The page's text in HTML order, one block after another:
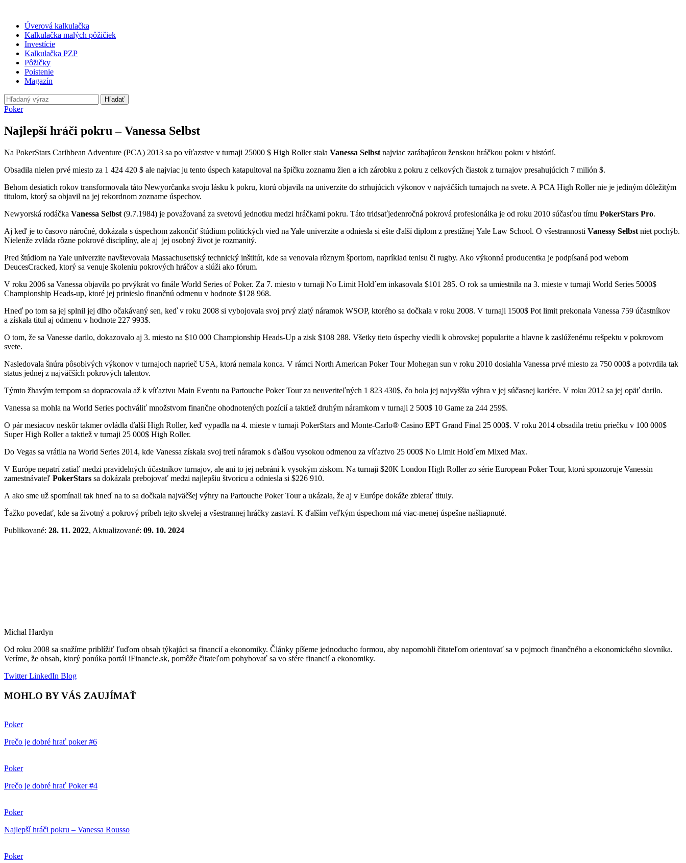
Úverová kalkulačka
Kalkulačka malých pôžičiek
Investície
Kalkulačka PZP
Pôžičky
Poistenie
Magazín
Hľadať
Poker
Najlepší hráči pokru – Vanessa Selbst
Na PokerStars Caribbean Adventure (PCA) 2013 sa po víťazstve v turnaji 25000 $ High Roller stala Vanessa Selbst najviac zarábajúcou ženskou hráčkou pokru v histórií.
Obsadila nielen prvé miesto za 1 424 420 $ ale najviac ju tento úspech katapultoval na špičku zoznamu žien a ich zárobku z pokru z celkových čiastok z turnajov presahujúcich 7 milión $.
Behom desiatich rokov transformovala táto Newyorčanka svoju lásku k pokru, ktorú objavila na univerzite do strhujúcich výkonov v najväčších turnajoch na svete. A PCA High Roller nie je jediným dôležitým
titulom, ktorý sa objavil na jej rekordnom zozname úspechov.
Newyorská rodáčka Vanessa Selbst (9.7.1984) je považovaná za svetovú jednotku medzi hráčkami pokru. Táto tridsaťjedenročná pokrová profesionálka je od roku 2010 súčasťou tímu PokerStars Pro.
Aj keď je to časovo náročné, dokázala s úspechom zakončiť štúdium politických vied na Yale univerzite a odniesla si ešte ďalší diplom z prestížnej Yale Law School. O všestrannosti Vanessy Selbst niet pochýb.
Nielenže zvláda rôzne pokrové disciplíny, ale aj jej osobný život je rozmanitý.
Pred štúdiom na Yale univerzite navštevovala Massachusettský technický inštitút, kde sa venovala rôznym športom, napríklad tenisu či rugby. Ako výkonná producentka je podpísaná pod webom
DeucesCracked, ktorý sa venuje školeniu pokrových hráčov a slúži ako fórum.
V roku 2006 sa Vanessa objavila po prvýkrát vo finále World Series of Poker. Za 7. miesto v turnaji No Limit Hold´em inkasovala $101 285. O rok sa umiestnila na 3. mieste v turnaji World Series 5000$
Championship Heads-up, ktoré jej prinieslo finančnú odmenu v hodnote $128 968.
Hneď po tom sa jej splnil jej dlho očakávaný sen, keď v roku 2008 si vybojovala svoj prvý zlatý náramok WSOP, ktorého sa dočkala v roku 2008. V turnaji 1500$ Pot limit prekonala Vanessa 759 účastníkov
a získala titul aj odmenu v hodnote 227 993$.
O tom, že sa Vanesse darilo, dokazovalo aj 3. miesto na $10 000 Championship Heads-Up a zisk $108 288. Všetky tieto úspechy viedli k obrovskej popularite a hlavne k zaslúženému rešpektu v pokrovom
svete.
Nasledovala šnúra pôsobivých výkonov v turnajoch naprieč USA, ktorá nemala konca. V rámci North American Poker Tour Mohegan sun v roku 2010 dosiahla Vanessa prvé miesto za 750 000$ a potvrdila tak
status jednej z najväčších pokrových talentov.
Týmto žhavým tempom sa dopracovala až k víťaztvu Main Eventu na Partouche Poker Tour za neuveriteľných 1 823 430$, čo bola jej najvyššia výhra v jej súčasnej kariére. V roku 2012 sa jej opäť darilo.
Vanessa sa mohla na World Series pochváliť množstvom finančne ohodnotených pozícií a taktiež druhým náramkom v turnaji 2 500$ 10 Game za 244 259$.
O pár mesiacov neskôr takmer ovládla ďalší High Roller, keď vypadla na 4. mieste v turnaji PokerStars and Monte-Carlo® Casino EPT Grand Final 25 000$. V roku 2014 obsadila tretiu priečku v 100 000$
Super High Roller a taktiež v turnaji 25 000$ High Roller.
Do Vegas sa vrátila na World Series 2014, kde Vanessa získala svoj tretí náramok s ďalšou vysokou odmenou za víťaztvo 25 000$ No Limit Hold´em Mixed Max.
V Európe nepatrí zatiaľ medzi pravidelných účastníkov turnajov, ale ani to jej nebráni k vysokým ziskom. Na turnaji $20K London High Roller zo série European Poker Tour, ktorú sponzoruje Vanessin
zamestnávateľ PokerStars sa dokázala prebojovať medzi najlepšiu štvoricu a odniesla si $226 910.
A ako sme už spomínali tak hneď na to sa dočkala najväčšej výhry na Partouche Poker Tour a ukázala, že aj v Európe dokáže zbierať tituly.
Ťažko povedať, kde sa životný a pokrový príbeh tejto skvelej a všestrannej hráčky zastaví. K ďalším veľkým úspechom má viac-menej úspešne našliapnuté.
Publikované: 28. 11. 2022, Aktualizované: 09. 10. 2024
Michal Hardyn
Od roku 2008 sa snažíme priblížiť ľuďom obsah týkajúci sa financií a ekonomiky. Články píšeme jednoducho formou, aby napomohli čitateľom orientovať sa v pojmoch finančného a ekonomického slovníka.
Veríme, že obsah, ktorý ponúka portál iFinancie.sk, pomôže čitateľom pohybovať sa vo sfére financií a ekonomiky.
TwitterLinkedIn Blog
MOHLO BY VÁS ZAUJÍMAŤ
Poker
Prečo je dobré hrať poker #6
Poker
Prečo je dobré hrať Poker #4
Poker
Najlepší hráči pokru – Vanessa Rousso
Poker